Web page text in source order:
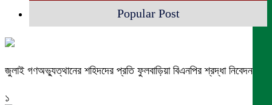
Popular Post
জুলাই গণঅভ্যুত্থানের শহিদদের প্রতি ফুলবাড়িয়া বিএনপির শ্রদ্ধা নিবেদন
১